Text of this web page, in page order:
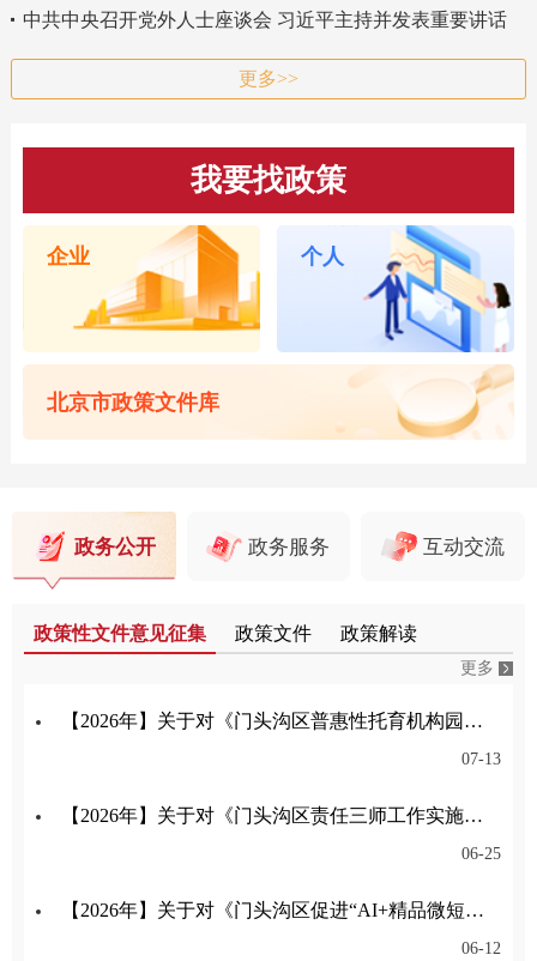
中共中央召开党外人士座谈会 习近平主持并发表重要讲话
更多>>
我要找政策
企业 个人
北京市政策文件库
政务公开 政务服务 互动交流
政策性文件意见征集 政策文件 政策解读
更多
【2026年】关于对《门头沟区普惠性托育机构园所认定与管理实施细则》公开征集意见的公告
07-13
【2026年】关于对《门头沟区责任三师工作实施细则（试行）（征求意见稿）》公开征集意见的公告
06-25
【2026年】关于对《门头沟区促进“AI+精品微短剧（动漫剧）”产业高质量发展的意见》公开征集意见的公告
06-12